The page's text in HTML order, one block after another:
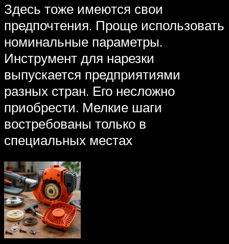
Здесь тоже имеются свои
предпочтения. Проще использовать
номинальные параметры.
Инструмент для нарезки
выпускается предприятиями
разных стран. Его несложно
приобрести. Мелкие шаги
востребованы только в
специальных местах